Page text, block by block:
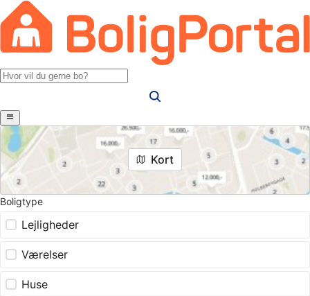
Kort
Boligtype
Lejligheder
Værelser
Huse